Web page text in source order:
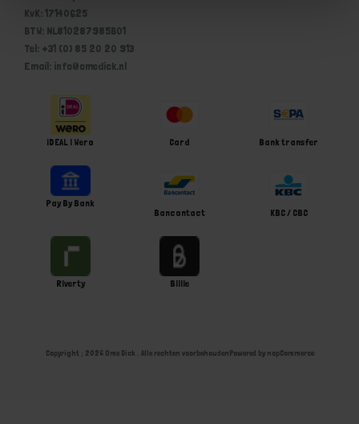
KvK: 17140625
BTW: NL810287985B01
Tel: +31 (0) 85 20 20 913
Email: info@omedick.nl
iDEAL | Wero Card Bank transfer
Pay By Bank
Bancontact
KBC / CBC
Riverty Billie
Copyright ; 2026 Ome Dick . Alle rechten voorbehoudenPowered by nopCommerce